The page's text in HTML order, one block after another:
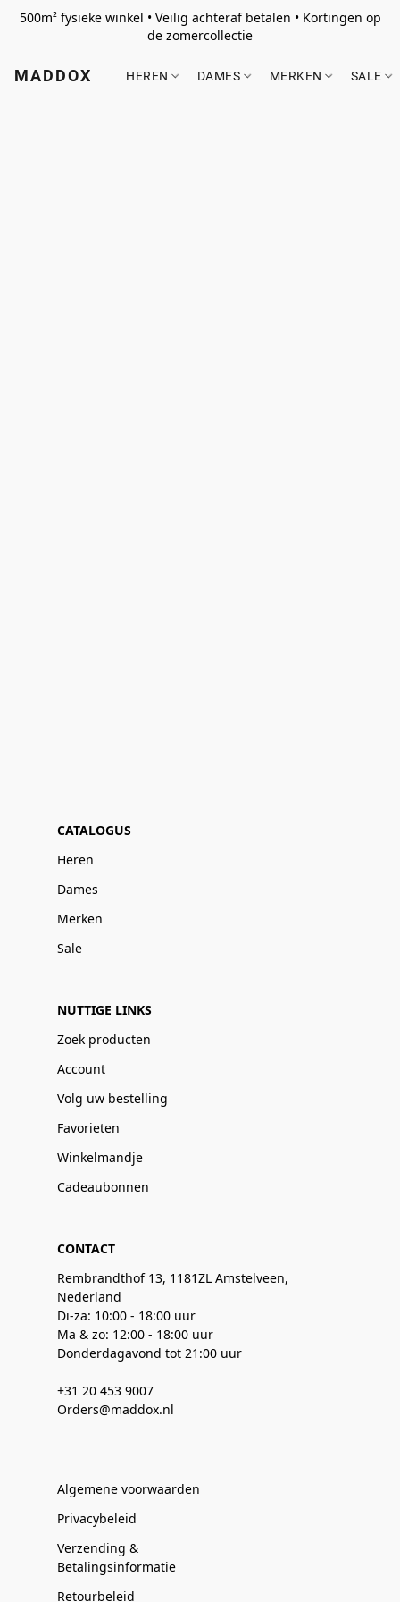
500m² fysieke winkel • Veilig achteraf betalen • Kortingen op
de zomercollectie
MADDOX HEREN DAMES MERKEN SALE
CATALOGUS
Heren
Dames
Merken
Sale
NUTTIGE LINKS
Zoek producten
Account
Volg uw bestelling
Favorieten
Winkelmandje
Cadeaubonnen
CONTACT
Rembrandthof 13, 1181ZL Amstelveen,
Nederland
Di-za: 10:00 - 18:00 uur
Ma & zo: 12:00 - 18:00 uur
Donderdagavond tot 21:00 uur
+31 20 453 9007
Orders@maddox.nl
Algemene voorwaarden
Privacybeleid
Verzending &
Betalingsinformatie
Retourbeleid